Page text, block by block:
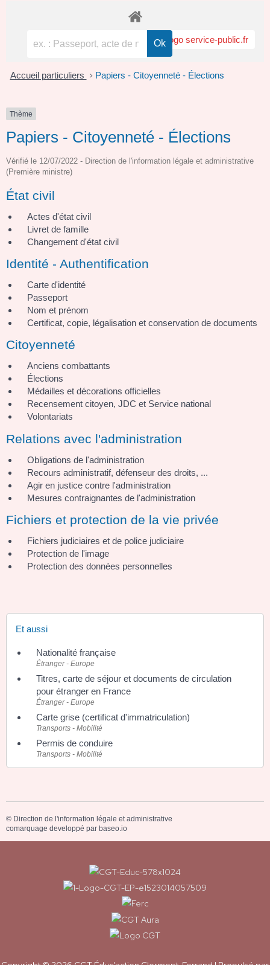
Accueil particuliers > Papiers - Citoyenneté - Élections
Thème
Papiers - Citoyenneté - Élections
Vérifié le 12/07/2022 - Direction de l'information légale et administrative
(Première ministre)
État civil
Actes d'état civil
Livret de famille
Changement d'état civil
Identité - Authentification
Carte d'identité
Passeport
Nom et prénom
Certificat, copie, légalisation et conservation de documents
Citoyenneté
Anciens combattants
Élections
Médailles et décorations officielles
Recensement citoyen, JDC et Service national
Volontariats
Relations avec l'administration
Obligations de l'administration
Recours administratif, défenseur des droits, ...
Agir en justice contre l'administration
Mesures contraignantes de l'administration
Fichiers et protection de la vie privée
Fichiers judiciaires et de police judiciaire
Protection de l'image
Protection des données personnelles
Et aussi
Nationalité française
Étranger - Europe
Titres, carte de séjour et documents de circulation
pour étranger en France
Étranger - Europe
Carte grise (certificat d'immatriculation)
Transports - Mobilité
Permis de conduire
Transports - Mobilité
© Direction de l'information légale et administrative
comarquage developpé par baseo.io